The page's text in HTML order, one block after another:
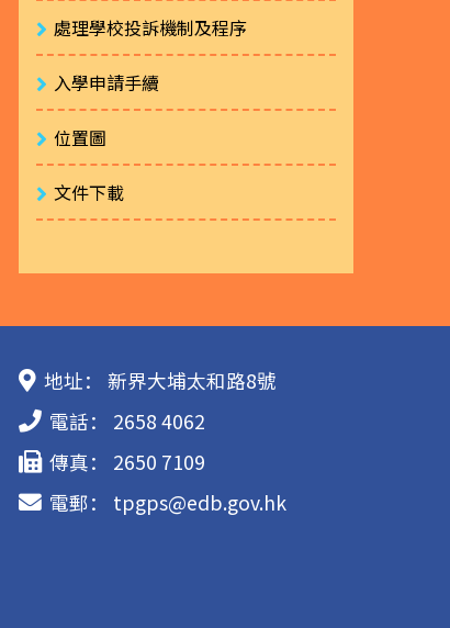
處理學校投訴機制及程序
入學申請手續
位置圖
文件下載
地址：
新界大埔太和路8號
電話：
2658 4062
傳真：
2650 7109
電郵：
tpgps@edb.gov.hk